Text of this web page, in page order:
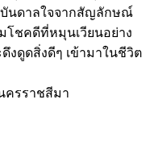
บันดาลใจจากสัญลักษณ์
โชคดีที่หมุนเวียนอย่าง
งดูดสิ่งดีๆ เข้ามาในชีวิต
ครราชสีมา